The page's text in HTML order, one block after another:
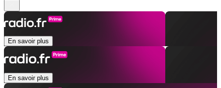
En savoir plus
En savoir plus